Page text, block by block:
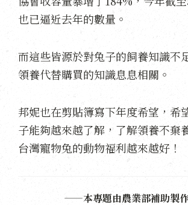
也已逼近去年的數量。
而這些皆源於對兔子的飼養知識不
領養代替購買的知識息息相關。
邦妮也在剪貼簿寫下年度希望，希
子能夠越來越了解，了解領養不棄
台灣寵物兔的動物福利越來越好！
——本專題由農業部補助製